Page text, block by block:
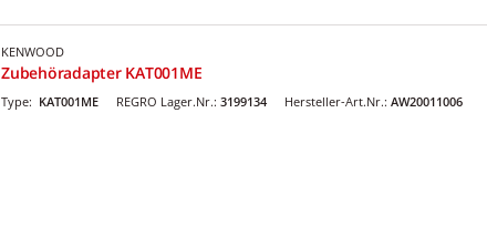
KENWOOD
Zubehöradapter KAT001ME
REGRO Lager.Nr.: 3199134
Type: KAT001ME Hersteller-Art.Nr.: AW20011006